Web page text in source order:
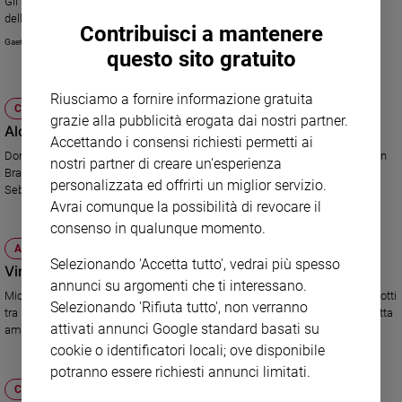
Sanremo
2026
e
streaming
Musica
Arte
Famiglia
ed
educazione
Genitori
figli
Scuola
della vita. La riflessione del teologo Gaetano Piccolo
Gaetano Piccolo
CULTURA E SPETTACOLI
Alonso - Vettel: sprint finale
Domenica 25 novembre è il giorno della verità. Sul circuito di Interlagos, in
Brasile, la Formula 1 incorona il campione: Fernando Alonso (Ferrari) o
Sebastian Vettel (Red Bull)?
ATTUALITÀ
Vince Obama. Coi biscotti di Michelle
Michelle Obama ha vinto, contro Ann Romney, la tradizionale gara di biscotti
tra le mogli dei candidati alla Casa Bianca. Storia di una competizione tutta
americana.
CULTURA E SPETTACOLI
Contribuisci a mantenere
questo sito gratuito
Riusciamo a fornire informazione gratuita
grazie alla pubblicità erogata dai nostri partner.
Accettando i consensi richiesti permetti ai
nostri partner di creare un'esperienza
personalizzata ed offrirti un miglior servizio.
Avrai comunque la possibilità di revocare il
consenso in qualunque momento.
Selezionando 'Accetta tutto', vedrai più spesso
annunci su argomenti che ti interessano.
Selezionando 'Rifiuta tutto', non verranno
attivati annunci Google standard basati su
cookie o identificatori locali; ove disponibile
potranno essere richiesti annunci limitati.